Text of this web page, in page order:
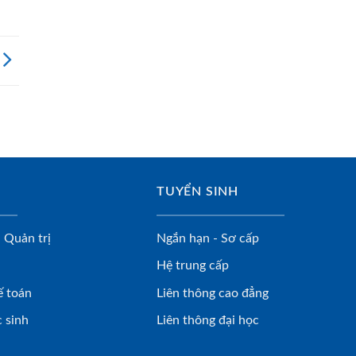
Quản trị
toán
sinh
TUYỂN SINH
Ngắn hạn - Sơ cấp
Hệ trung cấp
Liên thông cao đẳng
Liên thông đại học